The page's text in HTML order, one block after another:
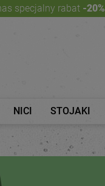
specjalny rabat -20%
NICI STOJAKI